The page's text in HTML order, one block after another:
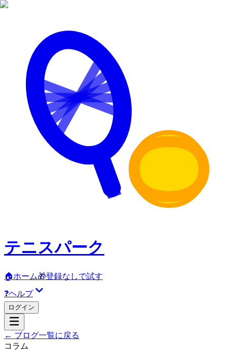
テニスパーク
🏠ホーム🎁登録なしで試す
❓ヘルプ
ログイン
← ブログ一覧に戻る
コラム